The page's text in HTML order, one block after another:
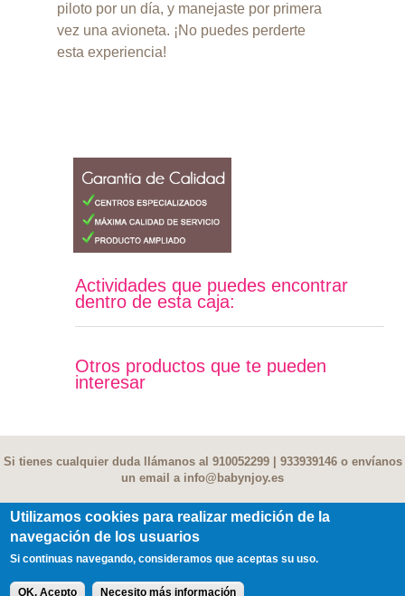
piloto por un día, y manejaste por primera
vez una avioneta. ¡No puedes perderte
esta experiencia!
Actividades que puedes encontrar
dentro de esta caja:
Otros productos que te pueden
interesar
Si tienes cualquier duda llámanos al 910052299 | 933939146 o envíanos
un email a info@babynjoy.es
Contacto |Terminos y condiciones
Información Socios
Utilizamos cookies para realizar medición de la
navegación de los usuarios
Si continuas navegando, consideramos que aceptas su uso.
OK, Acepto Necesito más información